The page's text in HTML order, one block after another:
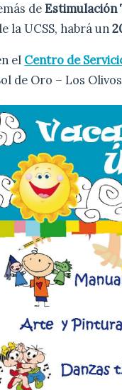
deEstimulación
la UCSS, habrá un
el Centro de
de Oro – Los